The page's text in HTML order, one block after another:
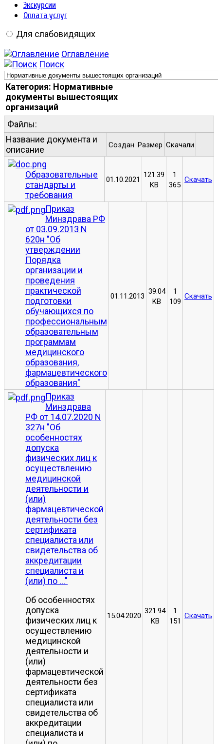
Экскурсии
Оплата услуг
Для слабовидящих
Оглавление
Поиск
Категория: Нормативные
документы вышестоящих
организаций
Файлы:
Название документа и
описание
Создан Размер Скачали
Образовательные
стандарты и
требования
01.10.2021
121.39
KB
1
365
Скачать
Приказ
Минздрава РФ
от 03.09.2013 N
620н "Об
утверждении
Порядка
организации и
проведения
практической
подготовки
обучающихся по
профессиональным
образовательным
программам
медицинского
образования,
фармацевтического
образования"
01.11.2013
39.04
KB
1
109
Скачать
Приказ
Минздрава
РФ от 14.07.2020 N
327н "Об
особенностях
допуска
физических лиц к
осуществлению
медицинской
деятельности и
(или)
фармацевтической
деятельности без
сертификата
специалиста или
свидетельства об
аккредитации
специалиста и
(или) по ..."
Об особенностях
допуска
физических лиц к
осуществлению
медицинской
деятельности и
(или)
фармацевтической
деятельности без
сертификата
специалиста или
свидетельства об
аккредитации
специалиста и
15.04.2020
321.94
KB
1
151
Скачать